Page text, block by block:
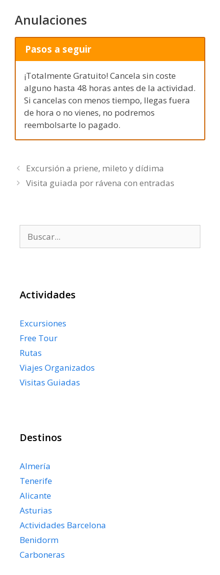
Anulaciones
Pasos a seguir
¡Totalmente Gratuito! Cancela sin coste
alguno hasta 48 horas antes de la actividad.
Si cancelas con menos tiempo, llegas fuera
de hora o no vienes, no podremos
reembolsarte lo pagado.
Excursión a priene, mileto y dídima
Visita guiada por rávena con entradas
Actividades
Excursiones
Free Tour
Rutas
Viajes Organizados
Visitas Guiadas
Destinos
Almería
Tenerife
Alicante
Asturias
Actividades Barcelona
Benidorm
Carboneras